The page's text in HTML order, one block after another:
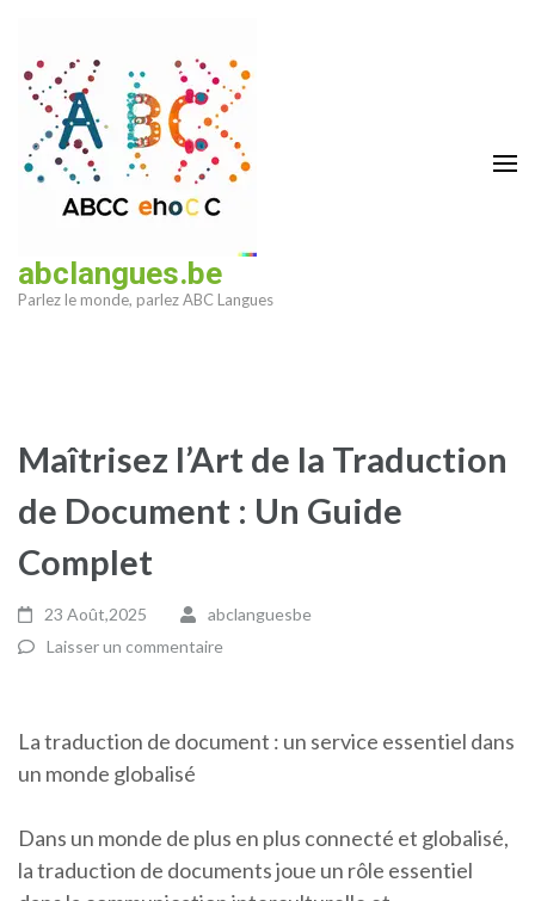
contenu
(Pressez
Entrée)
abclangues.be
Parlez le monde, parlez ABC Langues
Maîtrisez l’Art de la Traduction
de Document : Un Guide
Complet
23 Août,2025
abclanguesbe
Laisser un commentaire
La traduction de document : un service essentiel dans
un monde globalisé
Dans un monde de plus en plus connecté et globalisé,
la traduction de documents joue un rôle essentiel